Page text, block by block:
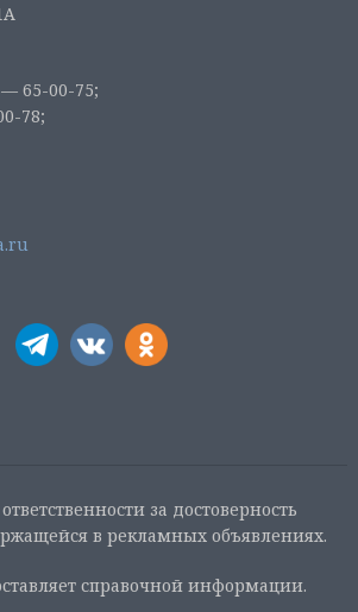
65-00-75;
78;
за достоверность
в рекламных объявлениях.
справочной информации.